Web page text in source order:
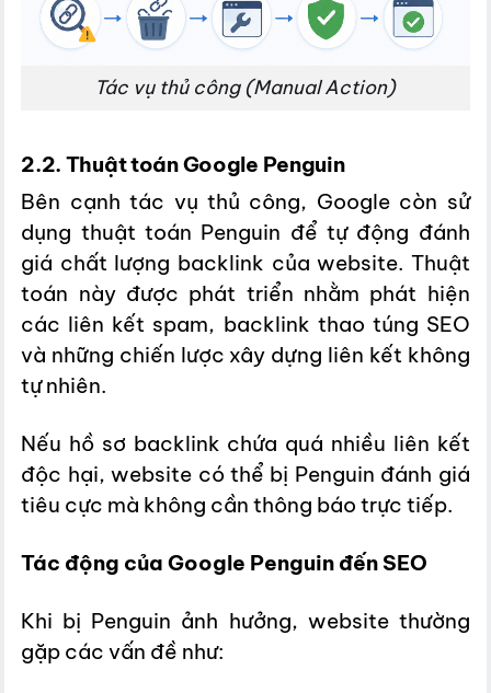
Tác vụ thủ công (Manual Action)
2.2. Thuật toán Google Penguin
Bên cạnh tác vụ thủ công, Google còn sử
dụng thuật toán Penguin để tự động đánh
giá chất lượng backlink của website. Thuật
toán này được phát triển nhằm phát hiện
các liên kết spam, backlink thao túng SEO
và những chiến lược xây dựng liên kết không
tự nhiên.
Nếu hồ sơ backlink chứa quá nhiều liên kết
độc hại, website có thể bị Penguin đánh giá
tiêu cực mà không cần thông báo trực tiếp.
Tác động của Google Penguin đến SEO
Khi bị Penguin ảnh hưởng, website thường
gặp các vấn đề như: